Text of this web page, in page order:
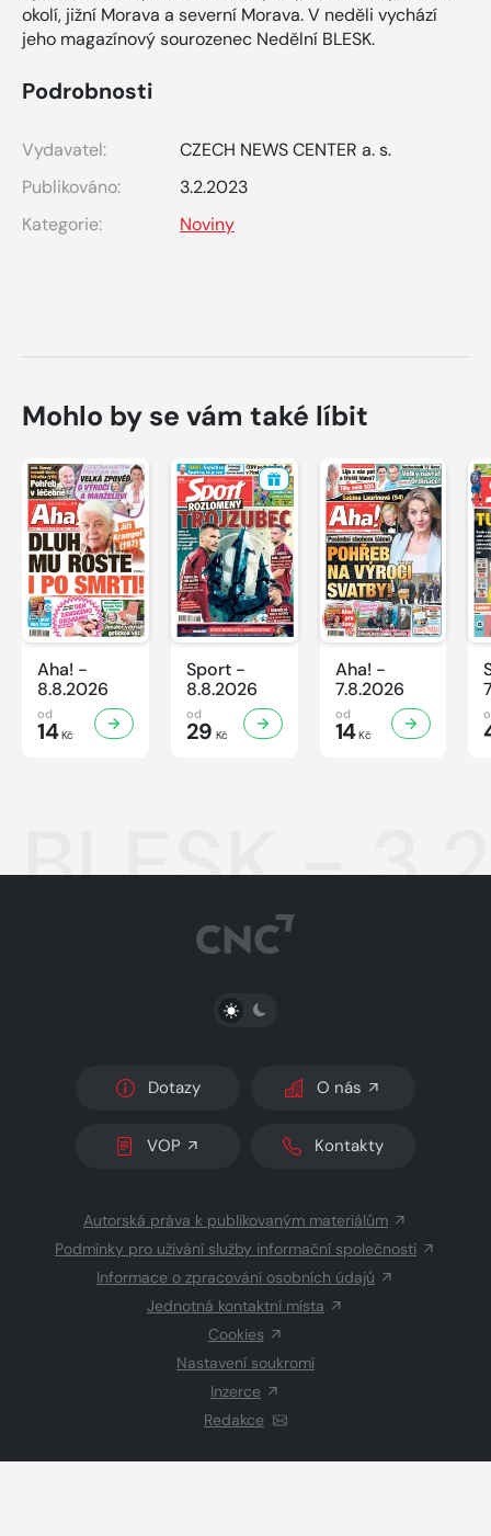
okolí, jižní Morava a severní Morava. V neděli vychází
jeho magazínový sourozenec Nedělní BLESK.
Podrobnosti
Vydavatel:
CZECH NEWS CENTER a. s.
Publikováno:
3.2.2023
Kategorie:
Noviny
Mohlo by se vám také líbit
Aha! -
8.8.2026
od
14Kč
Sport -
8.8.2026
od
29 Kč
Aha! -
7.8.2026
od
14Kč
BLESK -
PŘEPNOUT SVĚTLÝ/TMAVÝ REŽIM
Dotazy O nás
VOP Kontakty
Autorská práva k publikovaným materiálům
Podmínky pro užívání služby informační společnosti
Informace o zpracování osobních údajů
Jednotná kontaktní místa
Cookies
Nastavení soukromí
Inzerce
Redakce